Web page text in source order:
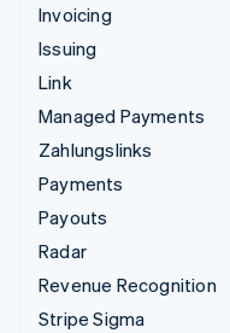
Invoicing
Issuing
Link
Managed Payments
Zahlungslinks
Payments
Payouts
Radar
Revenue Recognition
Stripe Sigma